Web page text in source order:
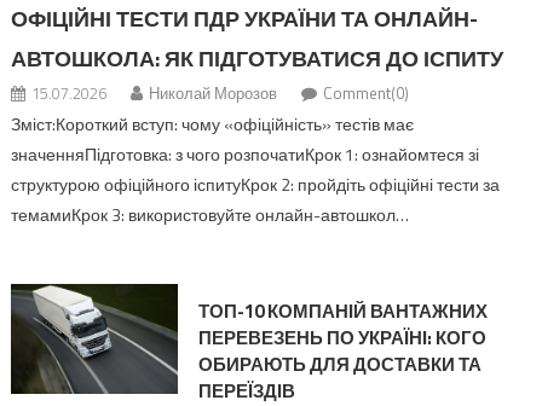
ОФІЦІЙНІ ТЕСТИ ПДР УКРАЇНИ ТА ОНЛАЙН-
АВТОШКОЛА: ЯК ПІДГОТУВАТИСЯ ДО ІСПИТУ
15.07.2026 Николай Морозов Comment(0)
Зміст:Короткий вступ: чому «офіційність» тестів має
значенняПідготовка: з чого розпочатиКрок 1: ознайомтеся зі
структурою офіційного іспитуКрок 2: пройдіть офіційні тести за
темамиКрок 3: використовуйте онлайн-автошкол…
ТОП-10 КОМПАНІЙ ВАНТАЖНИХ
ПЕРЕВЕЗЕНЬ ПО УКРАЇНІ: КОГО
ОБИРАЮТЬ ДЛЯ ДОСТАВКИ ТА
ПЕРЕЇЗДІВ